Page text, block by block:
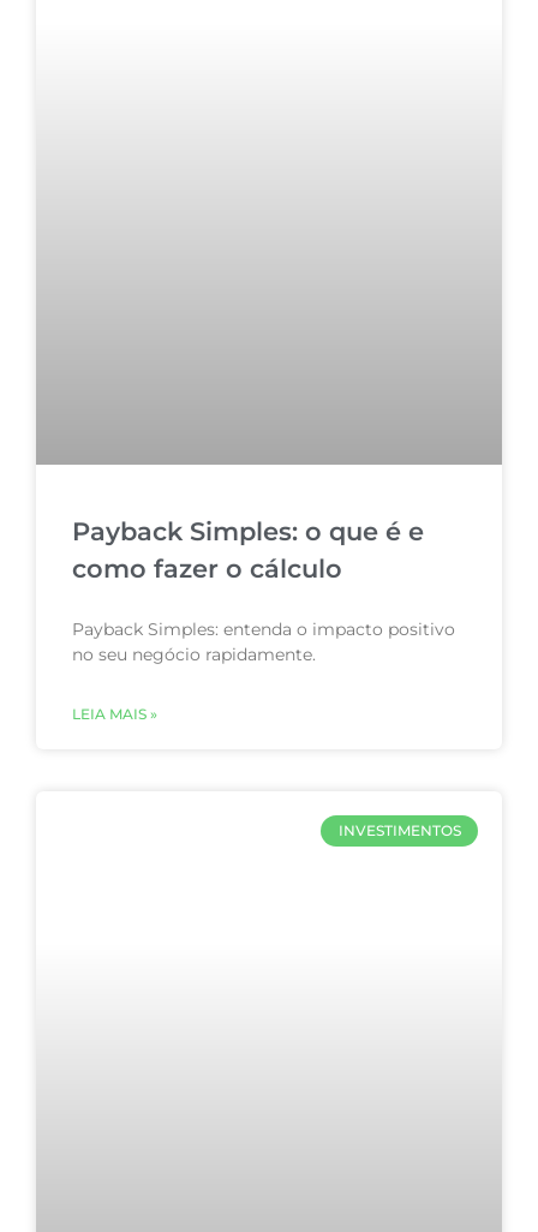
Payback Simples: o que é e
como fazer o cálculo
Payback Simples: entenda o impacto positivo
no seu negócio rapidamente.
LEIA MAIS »
INVESTIMENTOS